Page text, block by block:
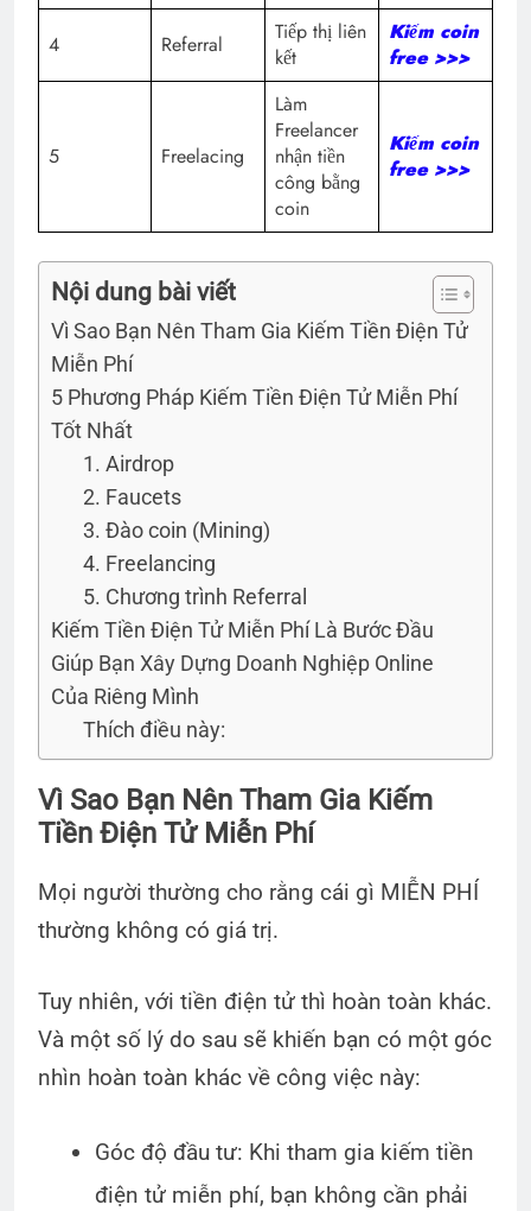
4 Referral
Tiếp thị liên
kết
Kiếm coin
free >>>
5 Freelacing
Làm
Freelancer
nhận tiền
công bằng
coin
Kiếm coin
free >>>
Nội dung bài viết
Vì Sao Bạn Nên Tham Gia Kiếm Tiền Điện Tử
Miễn Phí
5 Phương Pháp Kiếm Tiền Điện Tử Miễn Phí
Tốt Nhất
1. Airdrop
2. Faucets
3. Đào coin (Mining)
4. Freelancing
5. Chương trình Referral
Kiếm Tiền Điện Tử Miễn Phí Là Bước Đầu
Giúp Bạn Xây Dựng Doanh Nghiệp Online
Của Riêng Mình
Thích điều này:
Vì Sao Bạn Nên Tham Gia Kiếm
Tiền Điện Tử Miễn Phí
Mọi người thường cho rằng cái gì MIỄN PHÍ
thường không có giá trị.
Tuy nhiên, với tiền điện tử thì hoàn toàn khác.
Và một số lý do sau sẽ khiến bạn có một góc
nhìn hoàn toàn khác về công việc này:
Góc độ đầu tư: Khi tham gia kiếm tiền
điện tử miễn phí, bạn không cần phải